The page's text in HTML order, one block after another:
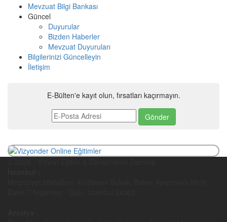
Mevzuat Bilgi Bankası
Güncel
Duyurular
Bizden Haberler
Mevzuat Duyuruları
Bilgilerinizi Güncelleyin
İletişim
E-Bülten'e kayıt olun, fırsatları kaçırmayın.